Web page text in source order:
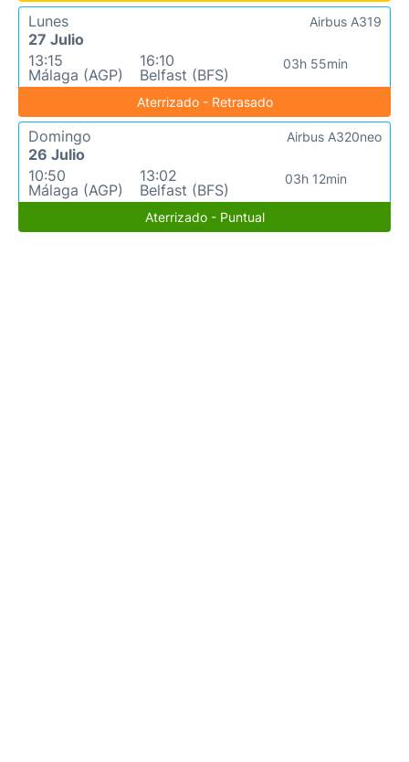
Lunes
27 Julio
13:15
Málaga (AGP)
16:10
Belfast (BFS)
03h 55min
Airbus A319
Aterrizado - Retrasado
Domingo
26 Julio
10:50
Málaga (AGP)
13:02
Belfast (BFS)
03h 12min
Airbus A320neo
Aterrizado - Puntual